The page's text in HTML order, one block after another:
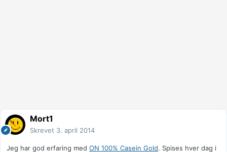
Mort1
Skrevet 3. april 2014
Jeg har god erfaring med ON 100% Casein Gold. Spises hver dag i